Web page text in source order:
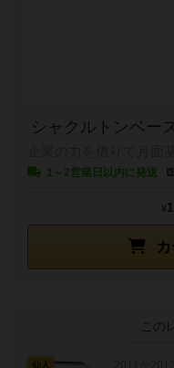
シャクルトンベー
1～2営業日以内に発送
¥
この
仙人